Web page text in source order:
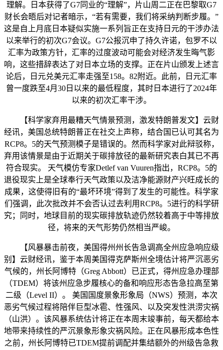
理解。日本获得了G7同业的“理解”，片山周二正在巴黎取G7
财长会晤后对记者暗示，“若有需要，我们将采纳判断步履。”
这是自上月底日本疑似实施一系列旨正在支持日元的干涉办法
以来举行的初次G7会议。G7公报沉申了持久许诺，包罗不以
汇率为政策方针，汇率的过度波动可能会对经济发生晦气影
响，这些措辞表达了对日本立场的支撑。正在片山颁发上述言
论后，日元兑美元汇率走强至158。82附近。此前，日元汇率
曾一度跌至4月30日以来的最低程度，其时日本进行了2024年
以来的初次汇率干涉。
【科学家弃用最糟天气情景预测，激发特朗普发文】云财
经讯，美国总统特朗普正在社交上声称，结合国已认可其名为
RCP8。5的天气预测模子是错误的。然而科学家对此辩驳称，
弃用该情景是由于近期关于碳排放径的最新研究表白其已不再
符合现实。 天气模仿专家Detlef van Vuuren指出，RCP8。5的
退役现实上是全球奉行天气政策以及洁净能源财产兴旺成长的
成果，这使得旧有的“最坏环境”得到了发生的可能性。科学家
们强调，此次批改并不会否认过去利用RCP8。5进行的科学研
究；同时，地球目前的现实碳排放轨迹仍然较着高于中等排放
径，将来的天气形势仍然相当严峻。
【风暴暴击前夜，美国得州州长告急调高全州应急响应级
别】云财经讯，鉴于本周美国得克萨斯州全境估计将严沉恶劣
气候的，州长阿博特（Greg Abbott）已正式，得州应急办理部
（TDEM）将该州应急步履核心的备和响应形态告急拉高至第
二级（Level II）。 美国国度景象形象局（NWS）预测，本次
恶劣气候过程将陪伴巨型冰雹、性强风、以及突发性洪涝灾祸
（山洪）。该风暴系统估计将正在本周末竣事前，每天都给本
地带来持续性的严沉景象形象灾祸风险。正在风暴形成本色性
之前，州长阿博特已TDEM提前调配并集结额外的州级告急救